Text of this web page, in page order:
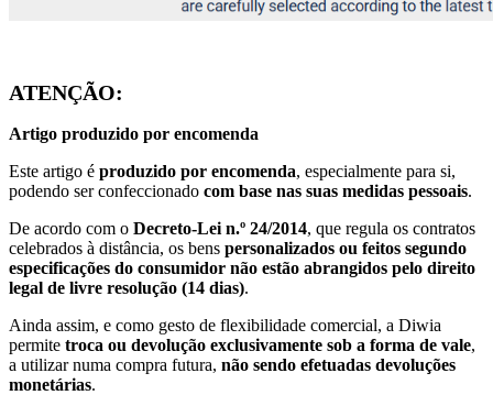
ATENÇÃO:
Artigo produzido por encomenda
Este artigo é produzido por encomenda, especialmente para si,
podendo ser confeccionado com base nas suas medidas pessoais.
De acordo com o Decreto-Lei n.º 24/2014, que regula os contratos
celebrados à distância, os bens personalizados ou feitos segundo
especificações do consumidor não estão abrangidos pelo direito
legal de livre resolução (14 dias).
Ainda assim, e como gesto de flexibilidade comercial, a Diwia
permite troca ou devolução exclusivamente sob a forma de vale,
a utilizar numa compra futura, não sendo efetuadas devoluções
monetárias.